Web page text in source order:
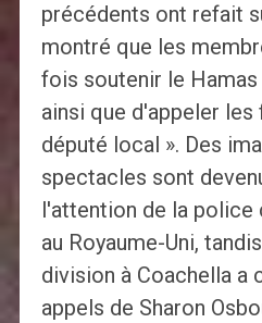
précédents ont refait
montré que les
fois soutenir le
ainsi que d'appeler les
député local ». Des
spectacles sont
l'attention de la
au Royaume-Uni,
division à Coachella a
appels de Sharon